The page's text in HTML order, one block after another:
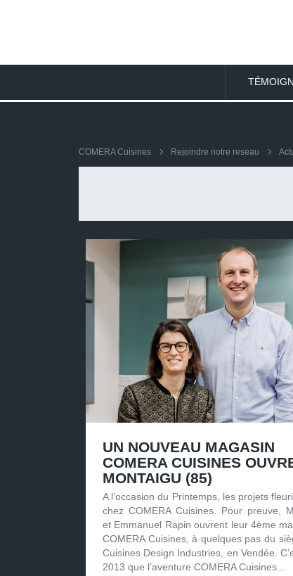
COMERA Cuisines Rejoindre notre reseau
UN NOUVEAU MAGASIN
COMERA CUISINES
MONTAIGU (85)
A l’occasion du Printemps, les projets
chez COMERA Cuisines. Pour preuve,
et Emmanuel Rapin ouvrent leur 4ème
COMERA Cuisines, à quelques pas du
Cuisines Design Industries, en Vendée.
2013 que l’aventure COMERA Cuisines...